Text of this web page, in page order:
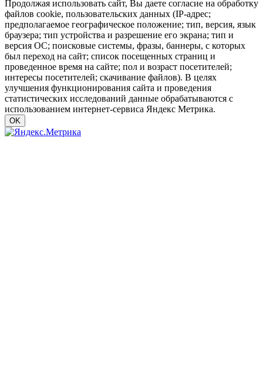
Продолжая использовать сайт, Вы даете согласие на обработку
файлов cookie, пользовательских данных (IP-адрес;
предполагаемое географическое положение; тип, версия, язык
браузера; тип устройства и разрешение его экрана; тип и
версия ОС; поисковые системы, фразы, баннеры, с которых
был переход на сайт; список посещенных страниц и
проведенное время на сайте; пол и возраст посетителей;
интересы посетителей; скачивание файлов). В целях
улучшения функционирования сайта и проведения
статистических исследований данные обрабатываются с
использованием интернет-сервиса Яндекс Метрика.
OK